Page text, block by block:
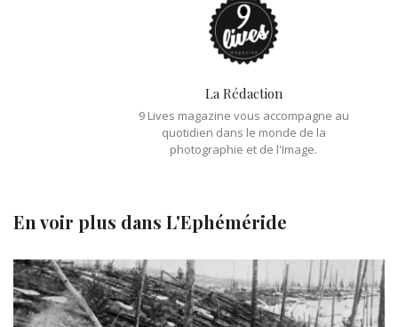
La Rédaction
9 Lives magazine vous accompagne au
quotidien dans le monde de la
photographie et de l'Image.
En voir plus dans L'Ephéméride